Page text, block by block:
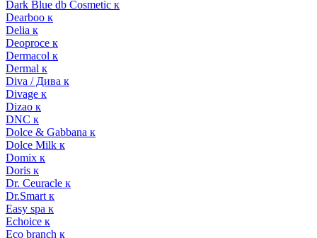
Dark Blue db Cosmetic к
Dearboo к
Delia к
Deoproce к
Dermacol к
Dermal к
Diva / Дива к
Divage к
Dizao к
DNC к
Dolce & Gabbana к
Dolce Milk к
Domix к
Doris к
Dr. Ceuracle к
Dr.Smart к
Easy spa к
Echoice к
Eco branch к